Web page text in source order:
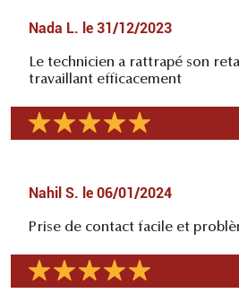
Nada L. le 31/12/2023
Le technicien a rattrapé son
travaillant efficacement
Nahil S. le 06/01/2024
Prise de contact facile et